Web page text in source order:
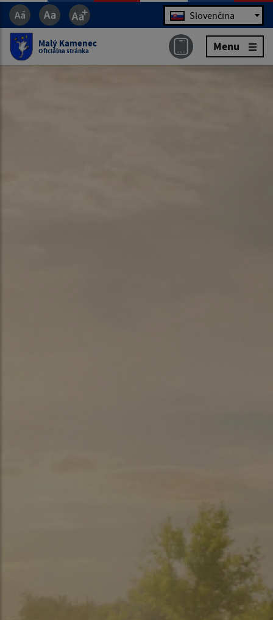
Jazyk Slovenčina
Malý Kamenec
Oficiálna stránka Menu